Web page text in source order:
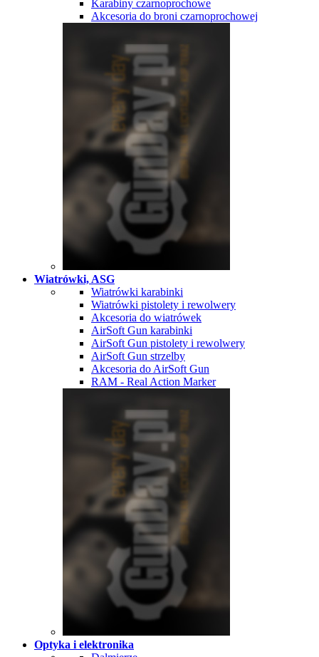
Karabiny czarnoprochowe
Akcesoria do broni czarnoprochowej
Wiatrówki, ASG
Wiatrówki karabinki
Wiatrówki pistolety i rewolwery
Akcesoria do wiatrówek
AirSoft Gun karabinki
AirSoft Gun pistolety i rewolwery
AirSoft Gun strzelby
Akcesoria do AirSoft Gun
RAM - Real Action Marker
Optyka i elektronika